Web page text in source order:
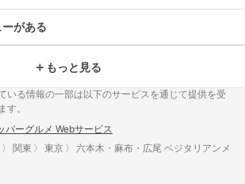
がある
＋ もっと見る
いる情報の一部は以下のサービスを通じて提供を受
す。
パーグルメ Webサービス
関東 東京
六本木・麻布・広尾 ベジタリアンメ